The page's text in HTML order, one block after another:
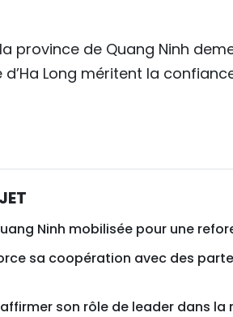
province de Quang Ninh
Long méritent la
Ninh mobilisée pour une
sa coopération avec des
son rôle de leader dans la